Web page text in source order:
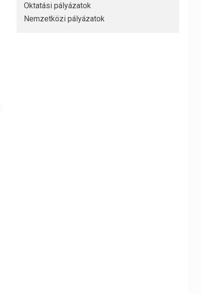
Oktatási pályázatok
Nemzetközi pályázatok